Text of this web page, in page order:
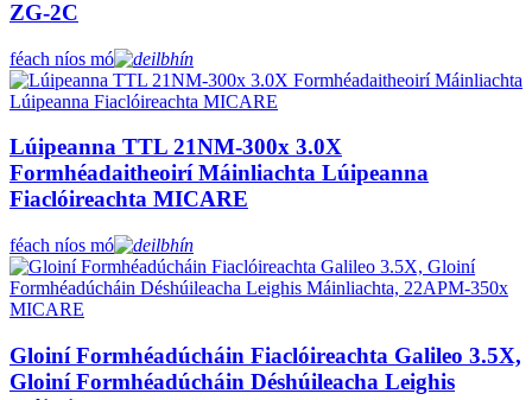
ZG-2C
féach níos mó
Lúipeanna TTL 21NM-300x 3.0X
Formhéadaitheoirí Máinliachta Lúipeanna
Fiaclóireachta MICARE
féach níos mó
Gloiní Formhéadúcháin Fiaclóireachta Galileo 3.5X,
Gloiní Formhéadúcháin Déshúileacha Leighis